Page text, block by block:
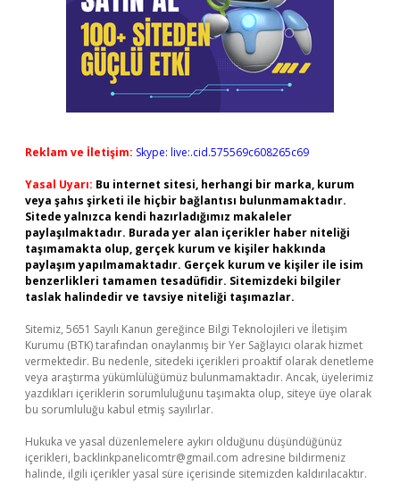
Reklam ve İletişim: Skype: live:.cid.575569c608265c69
Yasal Uyarı: Bu internet sitesi, herhangi bir marka, kurum
veya şahıs şirketi ile hiçbir bağlantısı bulunmamaktadır.
Sitede yalnızca kendi hazırladığımız makaleler
paylaşılmaktadır. Burada yer alan içerikler haber niteliği
taşımamakta olup, gerçek kurum ve kişiler hakkında
paylaşım yapılmamaktadır. Gerçek kurum ve kişiler ile isim
benzerlikleri tamamen tesadüfidir. Sitemizdeki bilgiler
taslak halindedir ve tavsiye niteliği taşımazlar.
Sitemiz, 5651 Sayılı Kanun gereğince Bilgi Teknolojileri ve İletişim
Kurumu (BTK) tarafından onaylanmış bir Yer Sağlayıcı olarak hizmet
vermektedir. Bu nedenle, sitedeki içerikleri proaktif olarak denetleme
veya araştırma yükümlülüğümüz bulunmamaktadır. Ancak, üyelerimiz
yazdıkları içeriklerin sorumluluğunu taşımakta olup, siteye üye olarak
bu sorumluluğu kabul etmiş sayılırlar.
Hukuka ve yasal düzenlemelere aykırı olduğunu düşündüğünüz
içerikleri, backlinkpanelicomtr@gmail.com adresine bildirmeniz
halinde, ilgili içerikler yasal süre içerisinde sitemizden kaldırılacaktır.